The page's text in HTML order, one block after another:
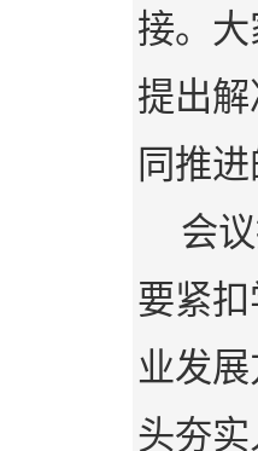
接。
提出
同推
会
要紧
业发
头夯